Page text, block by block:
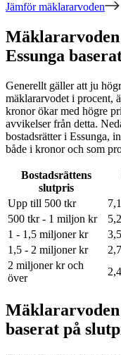
Jämför mäklararvoden
Essunga
Generellt gäller att ju
mäklararvodet i procent,
kronor ökar med högre
avvikelser från detta.
bostadsrätteri Essunga,
både i kronor och som
Bostadsrättens
slutpris
Upp till 500 tkr
500 tkr - 1 miljon kr
1 - 1,5 miljoner kr
1,5 - 2 miljoner kr
2 miljoner kr och
över
baserat på